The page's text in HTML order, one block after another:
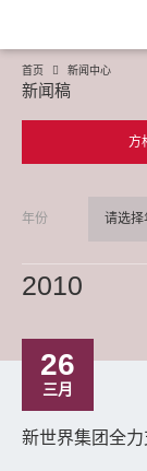
首页 新闻中心
新闻稿
方
年份 请选择
2010
26
三月
新世界集团全